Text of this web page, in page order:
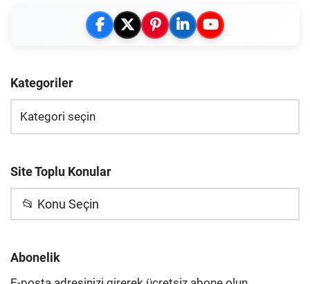
Kategoriler
Site Toplu Konular
📂 Konu Seçin
Abonelik